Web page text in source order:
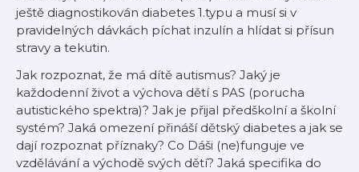
ještě diagnostikován diabetes 1.typu a musí si v
pravidelných dávkách píchat inzulín a hlídat si přísun
stravy a tekutin.
Jak rozpoznat, že má dítě autismus? Jaký je
každodenní život a výchova dětí s PAS (porucha
autistického spektra)? Jak je přijal předškolní a školní
systém? Jaká omezení přináší dětský diabetes a jak se
dají rozpoznat příznaky? Co Dáši (ne)funguje ve
vzdělávání a východě svých dětí? Jaká specifika do